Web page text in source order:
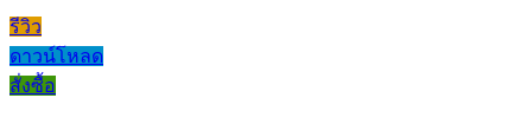
รีวิว
ดาวน์โหลด
สั่งซื้อ